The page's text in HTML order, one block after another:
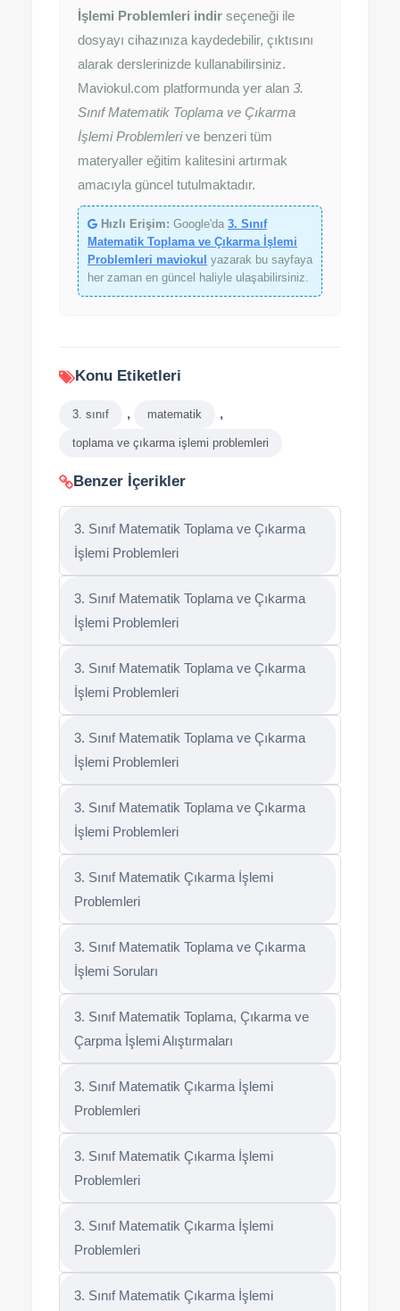
İşlemi Problemleri indir seçeneği ile
dosyayı cihazınıza kaydedebilir, çıktısını
alarak derslerinizde kullanabilirsiniz.
Maviokul.com platformunda yer alan 3.
Sınıf Matematik Toplama ve Çıkarma
İşlemi Problemlerive benzeri tüm
materyaller eğitim kalitesini artırmak
amacıyla güncel tutulmaktadır.
Hızlı Erişim: Google'da 3. Sınıf
Matematik Toplama ve Çıkarma İşlemi
Problemleri maviokul yazarak bu sayfaya
her zaman en güncel haliyle ulaşabilirsiniz.
Konu Etiketleri
3. sınıf , matematik ,
toplama ve çıkarma işlemi problemleri
Benzer İçerikler
3. Sınıf Matematik Toplama ve Çıkarma
İşlemi Problemleri
3. Sınıf Matematik Toplama ve Çıkarma
İşlemi Problemleri
3. Sınıf Matematik Toplama ve Çıkarma
İşlemi Problemleri
3. Sınıf Matematik Toplama ve Çıkarma
İşlemi Problemleri
3. Sınıf Matematik Toplama ve Çıkarma
İşlemi Problemleri
3. Sınıf Matematik Çıkarma İşlemi
Problemleri
3. Sınıf Matematik Toplama ve Çıkarma
İşlemi Soruları
3. Sınıf Matematik Toplama, Çıkarma ve
Çarpma İşlemi Alıştırmaları
3. Sınıf Matematik Çıkarma İşlemi
Problemleri
3. Sınıf Matematik Çıkarma İşlemi
Problemleri
3. Sınıf Matematik Çıkarma İşlemi
Problemleri
3. Sınıf Matematik Çıkarma İşlemi